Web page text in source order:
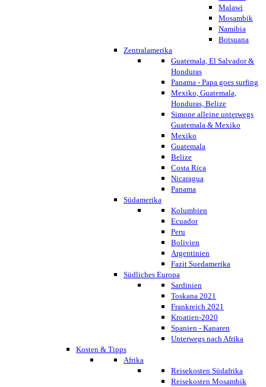
Malawi
Mosambik
Namibia
Botsuana
Zentralamerika
Guatemala, El Salvador &
Honduras
Panama - Papa goes surfing
Mexiko, Guatemala,
Honduras, Belize
Simone alleine unterwegs
Guatemala & Mexiko
Mexiko
Guatemala
Belize
Costa Rica
Nicaragua
Panama
Südamerika
Kolumbien
Ecuador
Peru
Bolivien
Argentinien
Fazit Suedamerika
Südliches Europa
Sardinien
Toskana 2021
Frankreich 2021
Kroatien-2020
Spanien - Kanaren
Unterwegs nach Afrika
Kosten & Tipps
Afrika
Reisekosten Südafrika
Reisekosten Mosambik